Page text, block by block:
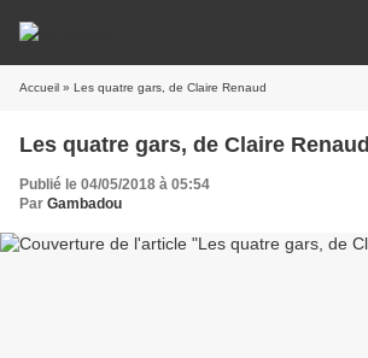
Accueil » Les quatre gars, de Claire Renaud
Les quatre gars, de Claire Renaud
Publié le 04/05/2018 à 05:54
Par Gambadou